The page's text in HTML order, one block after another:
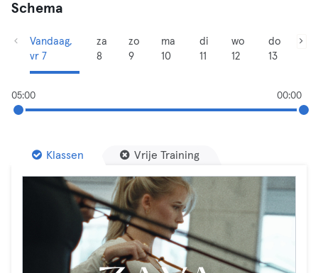
Schema
Vandaag,
vr 7
za
8
zo
9
ma
10
di
11
wo
12
do
13
05:00 00:00
Klassen Vrije Training